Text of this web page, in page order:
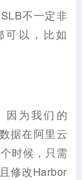
不一定非
可以，比如
因为我们的
据在阿里云
时候，只需
修改Harbor